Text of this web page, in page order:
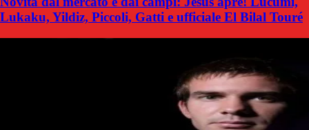
Lukaku, Yildiz, Piccoli, Gatti e ufficiale El Bilal Touré